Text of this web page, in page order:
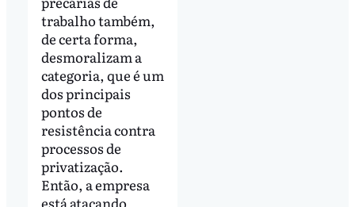
trabalho também,
de certa forma,
desmoralizam a
categoria, que é um
dos principais
pontos de
resistência contra
processos de
privatização.
Então, a empresa
está atacando